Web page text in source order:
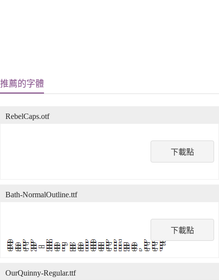
推薦的字體
下載點
RebelCaps.otf
下載點
Bath-NormalOutline.ttf
OurQuinny-Regular.ttf